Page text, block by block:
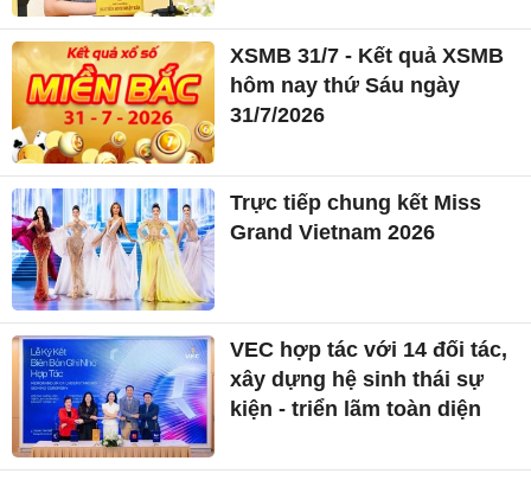
XSMB 31/7 - Kết quả XSMB
hôm nay thứ Sáu ngày
31/7/2026
Trực tiếp chung kết Miss
Grand Vietnam 2026
VEC hợp tác với 14 đối tác,
xây dựng hệ sinh thái sự
kiện - triển lãm toàn diện